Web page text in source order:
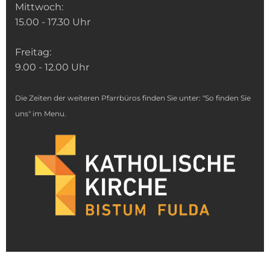
Mittwoch:
15.00 - 17.30 Uhr
Freitag:
9.00 - 12.00 Uhr
Die Zeiten der weiteren Pfarrbüros finden Sie unter: "So finden Sie
uns" im Menu.